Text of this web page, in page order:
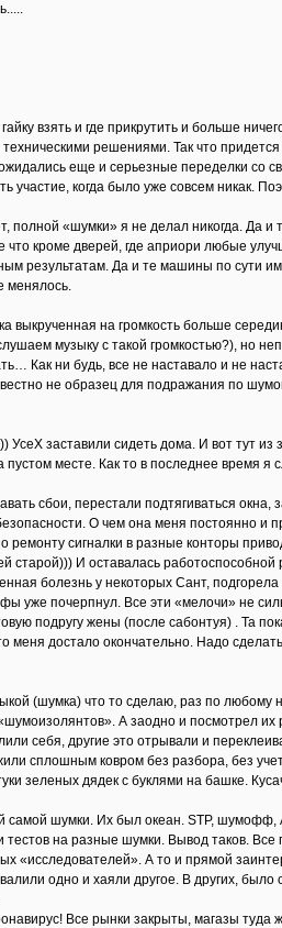
взять и где прикрутить и больше
решениями. Так что
еще и серьезные переделки со
участие, когда было уже совсем никак.
полной «шумки» я не делал никогда. Да и
кроме дверей, где априори любые
результатам. Да и те машины по сути
менялось.
выкрученная на громкость больше
музыку с такой громкостью?), но
Как ни будь, все не наставало и не
не образец для подражания по
УсеХ заставили сидеть дома. И вот тут
месте. Как то в последнее время я
сбои, перестали подтягиваться окна,
О чем она меня постоянно и
ремонту сигналки в разные конторы
И оставалась работоспособной
болезнь у некоторых Сант, подгорела
уже почерпнул. Все эти «мелочи» не
подругу жены (после сабонтуя) . Та
меня достало окончательно. Надо
(шумка) что то сделаю, раз по любому
А заодно и посмотрел их
себя, другие это отрывали и
сплошным ковром без разбора, без
зеленых дядек с буклями на башке.
самой шумки. Их был океан. STP, шумофф,
тестов на разные шумки. Вывод таков.
«исследователей». А то и прямой
одно и хаяли другое. В других,
Все рынки закрыты, магазы туда